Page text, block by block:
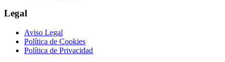
Legal
Aviso Legal
Política de Cookies
Política de Privacidad